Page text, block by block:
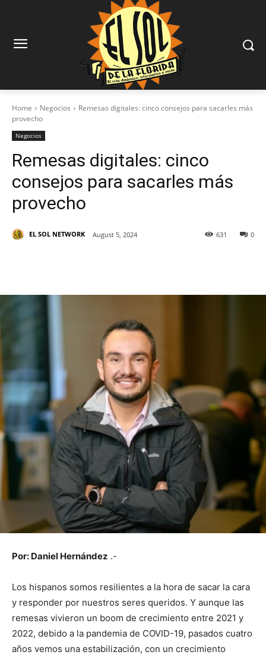
Home Negocios
Remesas digitales: cinco consejos para sacarles más
provecho
Negocios
Remesas digitales: cinco
consejos para sacarles más
provecho
EL SOL NETWORK August 5, 2024 0
631
Por: Daniel Hernández .-
Los hispanos somos resilientes a la hora de sacar la cara
y responder por nuestros seres queridos. Y aunque las
remesas vivieron un boom de crecimiento entre 2021 y
2022, debido a la pandemia de COVID-19, pasados cuatro
años vemos una estabilización, con un crecimiento